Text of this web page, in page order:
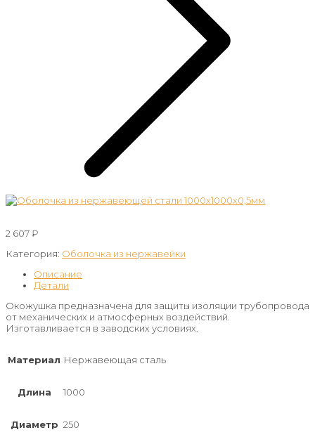
2 607₽
Категория: Оболочка из нержавейки
Описание
Детали
Окожушка предназначена для защиты изоляции трубопровода
от механических и атмосферных воздействий.
Изготавливается в заводских условиях.
Материал Нержавеющая сталь
Длина 1000
Диаметр 250